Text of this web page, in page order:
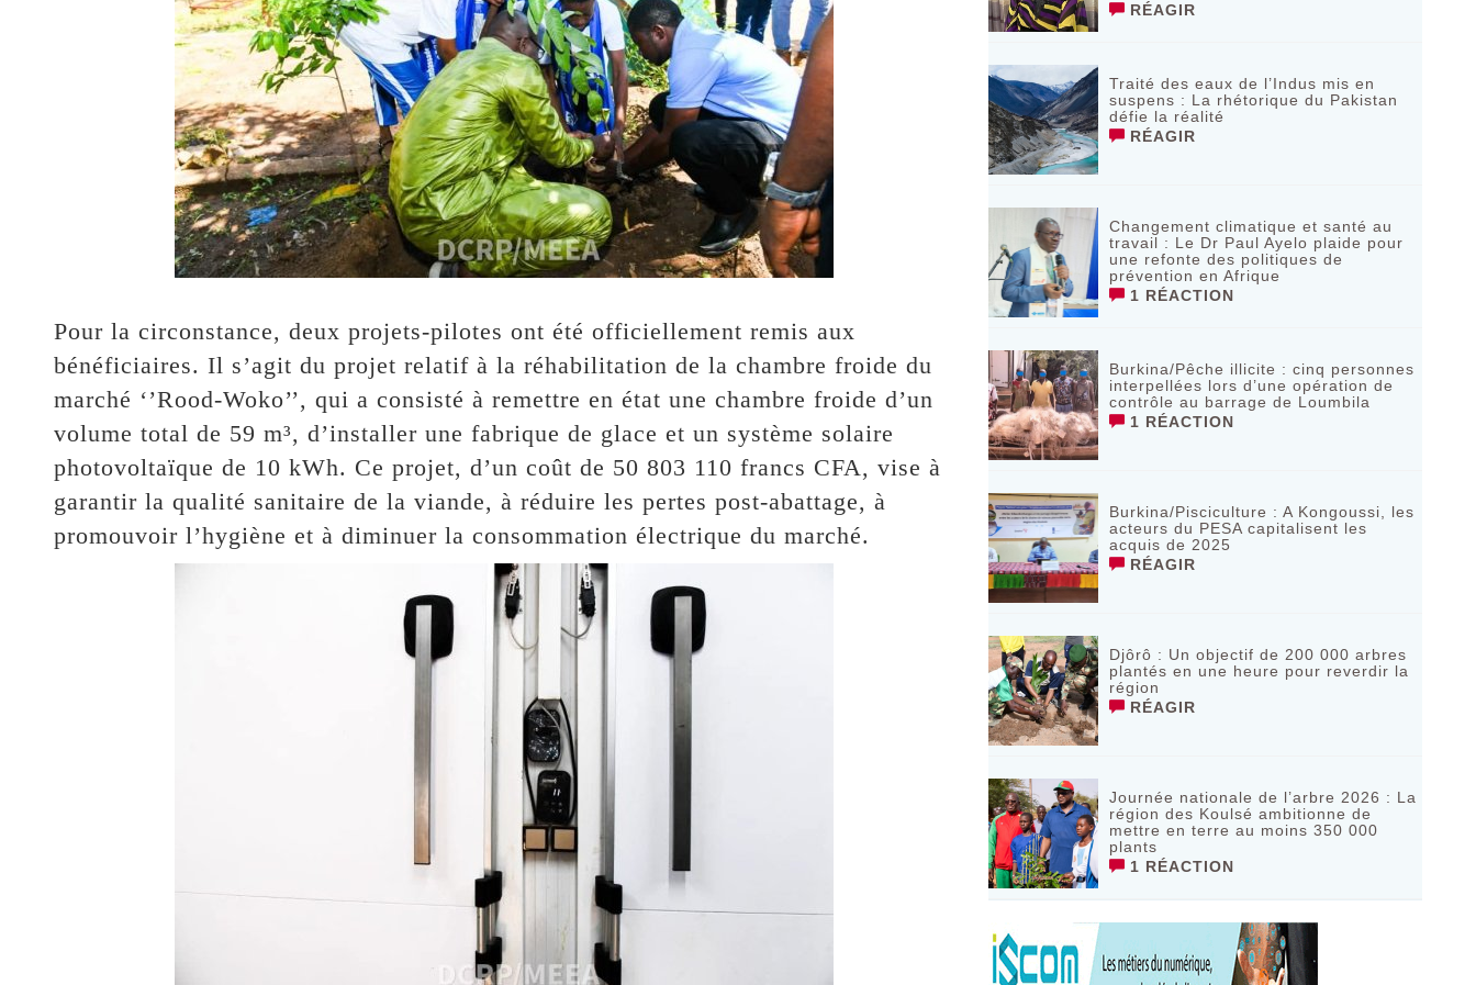
Pour la circonstance, deux projets-pilotes ont été officiellement remis aux
bénéficiaires. Il s’agit du projet relatif à la réhabilitation de la chambre froide du
marché ‘’Rood-Woko’’, qui a consisté à remettre en état une chambre froide d’un
volume total de 59 m³, d’installer une fabrique de glace et un système solaire
photovoltaïque de 10 kWh. Ce projet, d’un coût de 50 803 110 francs CFA, vise à
garantir la qualité sanitaire de la viande, à réduire les pertes post-abattage, à
promouvoir l’hygiène et à diminuer la consommation électrique du marché.
RÉAGIR
Traité des eaux de l’Indus mis en
suspens : La rhétorique du Pakistan
défie la réalité
RÉAGIR
Changement climatique et santé au
travail : Le Dr Paul Ayelo plaide pour
une refonte des politiques de
prévention en Afrique
1 RÉACTION
Burkina/Pêche illicite : cinq personnes
interpellées lors d’une opération de
contrôle au barrage de Loumbila
1 RÉACTION
Burkina/Pisciculture : A Kongoussi, les
acteurs du PESA capitalisent les
acquis de 2025
RÉAGIR
Djôrô : Un objectif de 200 000 arbres
plantés en une heure pour reverdir la
région
RÉAGIR
Journée nationale de l’arbre 2026 : La
région des Koulsé ambitionne de
mettre en terre au moins 350 000
plants
1 RÉACTION